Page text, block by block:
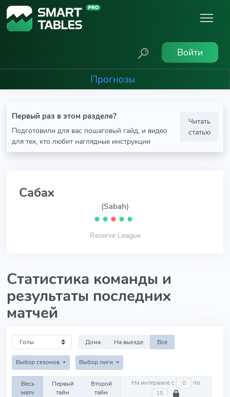
Войти
Прогнозы
Первый раз в этом разделе?
Подготовили для вас пошаговый гайд, и видео
для тех, кто любит наглядные инструкции
Читать
статью
Сабах
(Sabah)
⬤ ⬤ ⬤ ⬤ ⬤
Reserve League
Статистика команды и
результаты последних
матчей
Дома На выезде Все
Выбор сезонов Выбор лиги
Весь
матч
Первый
тайм
Второй
тайм
На интервале с по